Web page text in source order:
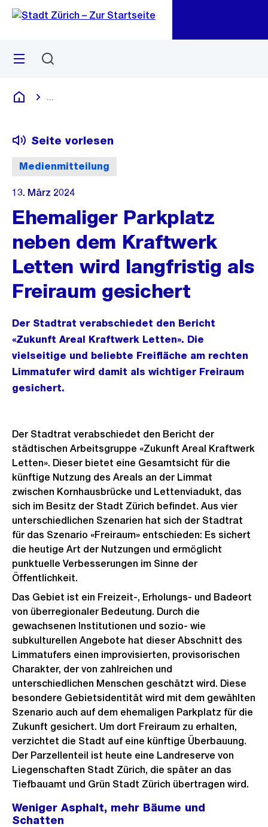
Navigation
Sprunglink
Menü
Deutsch
Medienmitteilung
Seite vorlesen
13. März 2024
Ehemaliger Parkplatz
neben dem Kraftwerk
Letten wird langfristig als
Freiraum gesichert
Der Stadtrat verabschiedet den Bericht
«Zukunft Areal Kraftwerk Letten». Die
vielseitige und beliebte Freifläche am rechten
Limmatufer wird damit als wichtiger Freiraum
gesichert.
Der Stadtrat verabschiedet den Bericht der
städtischen Arbeitsgruppe «Zukunft Areal Kraftwerk
Letten». Dieser bietet eine Gesamtsicht für die
künftige Nutzung des Areals an der Limmat
zwischen Kornhausbrücke und Lettenviadukt, das
sich im Besitz der Stadt Zürich befindet. Aus vier
unterschiedlichen Szenarien hat sich der Stadtrat
für das Szenario «Freiraum» entschieden: Es sichert
die heutige Art der Nutzungen und ermöglicht
punktuelle Verbesserungen im Sinne der
Öffentlichkeit.
Das Gebiet ist ein Freizeit-, Erholungs- und Badeort
von überregionaler Bedeutung. Durch die
gewachsenen Institutionen und sozio- wie
subkulturellen Angebote hat dieser Abschnitt des
Limmatufers einen improvisierten, provisorischen
Charakter, der von zahlreichen und
unterschiedlichen Menschen geschätzt wird. Diese
besondere Gebietsidentität wird mit dem gewählten
Szenario auch auf dem ehemaligen Parkplatz für die
Zukunft gesichert. Um dort Freiraum zu erhalten,
verzichtet die Stadt auf eine künftige Überbauung.
Der Parzellenteil ist heute eine Landreserve von
Liegenschaften Stadt Zürich, die später an das
Tiefbauamt und Grün Stadt Zürich übertragen wird.
Weniger Asphalt, mehr Bäume und
Schatten